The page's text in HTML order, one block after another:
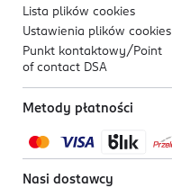
Lista plików cookies
Ustawienia plików cookies
Punkt kontaktowy/ Point
of contact DSA
Metody płatności
Nasi dostawcy